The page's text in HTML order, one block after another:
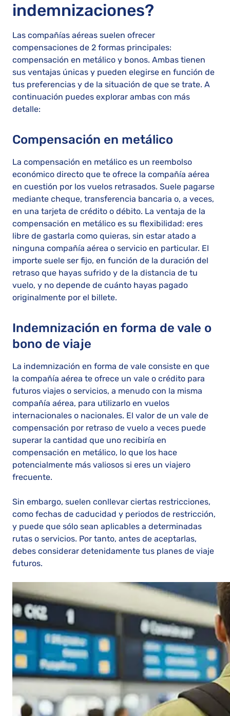
indemnizaciones?
Las compañías aéreas suelen ofrecer
compensaciones de 2 formas principales:
compensación en metálico y bonos. Ambas tienen
sus ventajas únicas y pueden elegirse en función de
tus preferencias y de la situación de que se trate. A
continuación puedes explorar ambas con más
detalle:
Compensación en metálico
La compensación en metálico es un reembolso
económico directo que te ofrece la compañía aérea
en cuestión por los vuelos retrasados. Suele pagarse
mediante cheque, transferencia bancaria o, a veces,
en una tarjeta de crédito o débito. La ventaja de la
compensación en metálico es su flexibilidad: eres
libre de gastarla como quieras, sin estar atado a
ninguna compañía aérea o servicio en particular. El
importe suele ser fijo, en función de la duración del
retraso que hayas sufrido y de la distancia de tu
vuelo, y no depende de cuánto hayas pagado
originalmente por el billete.
Indemnización en forma de vale o
bono de viaje
La indemnización en forma de vale consiste en que
la compañía aérea te ofrece un vale o crédito para
futuros viajes o servicios, a menudo con la misma
compañía aérea, para utilizarlo en vuelos
internacionales o nacionales. El valor de un vale de
compensación por retraso de vuelo a veces puede
superar la cantidad que uno recibiría en
compensación en metálico, lo que los hace
potencialmente más valiosos si eres un viajero
frecuente.
Sin embargo, suelen conllevar ciertas restricciones,
como fechas de caducidad y periodos de restricción,
y puede que sólo sean aplicables a determinadas
rutas o servicios. Por tanto, antes de aceptarlas,
debes considerar detenidamente tus planes de viaje
futuros.